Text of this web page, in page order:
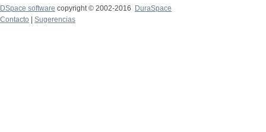
DSpace software copyright © 2002-2016
DuraSpace
Contacto
Sugerencias